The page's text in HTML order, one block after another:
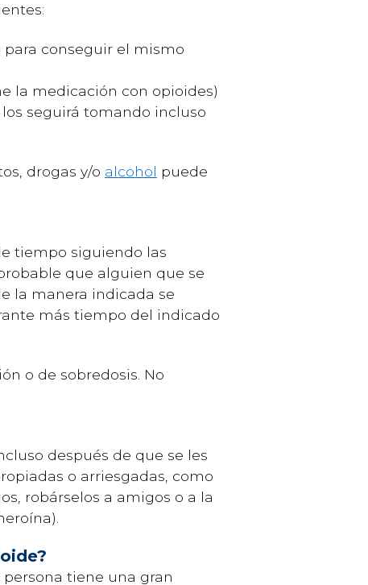
conseguir el mismo
la medicación con opioides)
seguirá tomando incluso
drogas y/o alcohol puede
tiempo siguiendo las
que alguien que se
la manera indicada se
más tiempo del indicado
o de sobredosis. No
después de que se les
o arriesgadas, como
robárselos a amigos o a la
tiene una gran